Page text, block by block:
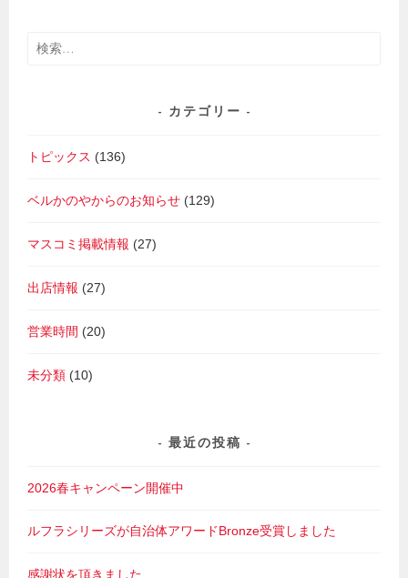
ー
検
カテゴリー
トピックス (136)
ベルかのやからのお知らせ (129)
マスコミ掲載情報 (27)
出店情報 (27)
営業時間 (20)
未分類 (10)
最近の投稿
2026春キャンペーン開催中
ルフラシリーズが自治体アワードBronze受賞しました
感謝状を頂きました